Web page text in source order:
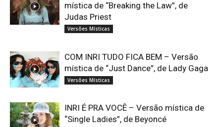
mística de “Breaking the Law”, de
Judas Priest
Versões Místicas
COM INRI TUDO FICA BEM – Versão
mística de “Just Dance”, de Lady Gaga
Versões Místicas
INRI É PRA VOCÊ – Versão mística de
“Single Ladies”, de Beyoncé